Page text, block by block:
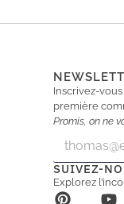
Inscrivez-
première
Promis, on ne
a
i
l
a
i
l
SUIVEZ-
Explorez